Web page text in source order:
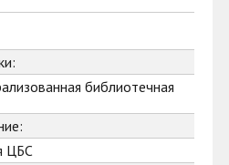
библиотечная
ЦБС